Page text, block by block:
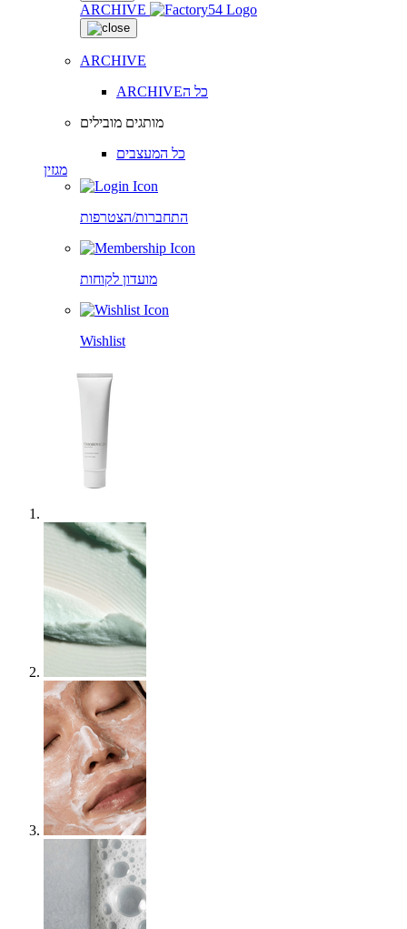
ARCHIVE
ARCHIVE
ARCHIVEכל ה
מותגים מובילים
כל המעצבים
מגזין
התחברות/הצטרפות
מועדון לקוחות
Wishlist